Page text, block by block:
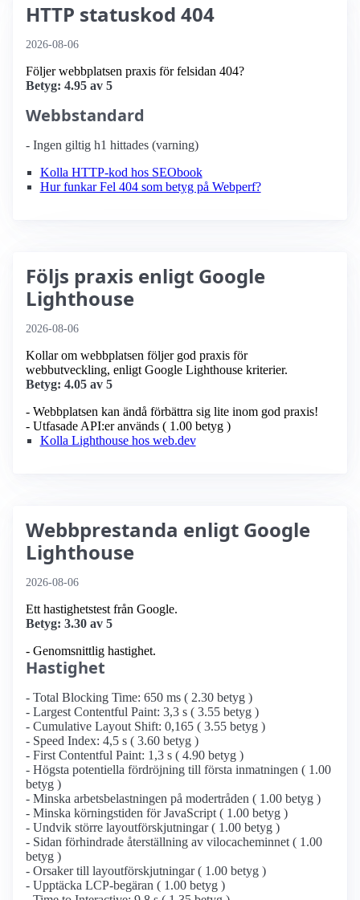
HTTP statuskod 404
2026-08-06
Följer webbplatsen praxis för felsidan 404?
Betyg: 4.95 av 5
Webbstandard
- Ingen giltig h1 hittades (varning)
Kolla HTTP-kod hos SEObook
Hur funkar Fel 404 som betyg på Webperf?
Följs praxis enligt Google
Lighthouse
2026-08-06
Kollar om webbplatsen följer god praxis för
webbutveckling, enligt Google Lighthouse kriterier.
Betyg: 4.05 av 5
- Webbplatsen kan ändå förbättra sig lite inom god praxis!
- Utfasade API:er används ( 1.00 betyg )
Kolla Lighthouse hos web.dev
Webbprestanda enligt Google
Lighthouse
2026-08-06
Ett hastighetstest från Google.
Betyg: 3.30 av 5
- Genomsnittlig hastighet.
Hastighet
- Total Blocking Time: 650 ms ( 2.30 betyg )
- Largest Contentful Paint: 3,3 s ( 3.55 betyg )
- Cumulative Layout Shift: 0,165 ( 3.55 betyg )
- Speed Index: 4,5 s ( 3.60 betyg )
- First Contentful Paint: 1,3 s ( 4.90 betyg )
- Högsta potentiella fördröjning till första inmatningen ( 1.00
betyg )
- Minska arbetsbelastningen på modertråden ( 1.00 betyg )
- Minska körningstiden för JavaScript ( 1.00 betyg )
- Undvik större layoutförskjutningar ( 1.00 betyg )
- Sidan förhindrade återställning av vilocacheminnet ( 1.00
betyg )
- Orsaker till layoutförskjutningar ( 1.00 betyg )
- Upptäcka LCP-begäran ( 1.00 betyg )